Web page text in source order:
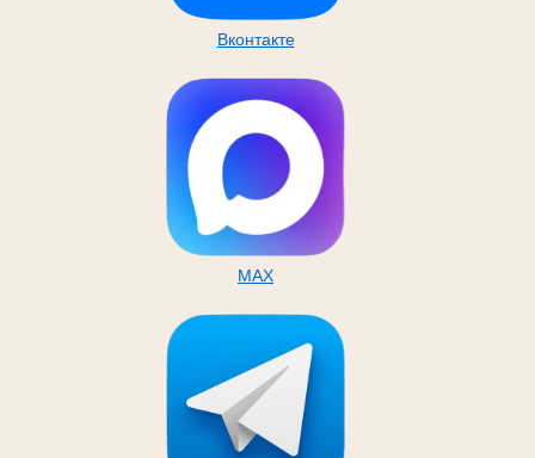
Вконтакте
MAX